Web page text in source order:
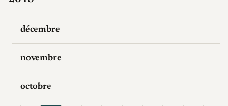
décembre
novembre
octobre